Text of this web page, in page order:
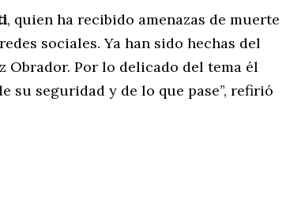
, quien ha recibido amenazas de muerte
sociales. Ya han sido hechas del
Obrador. Por lo delicado del tema él
su seguridad y de lo que pase”, refirió